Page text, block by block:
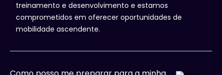
treinamento e desenvolvimento e estamos
comprometidos em oferecer oportunidades de
mobilidade ascendente.